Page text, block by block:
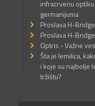
infracrvenu
germanijuma
Proslava H-
Proslava H-
Optris - Važne
Šta je lemilica,
i koje su najbolje
tržištu?